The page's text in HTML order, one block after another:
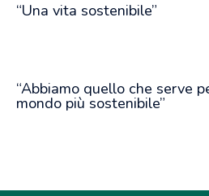
“Una vita sostenibile”
“Abbiamo quello che serve
mondo più sostenibile”